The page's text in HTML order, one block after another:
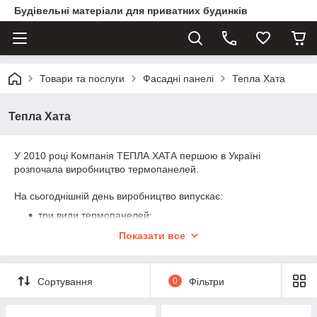
Будівельні матеріали для приватних будинків
Товари та послуги Фасадні панелі Тепла Хата
Тепла Хата
У 2010 році Компанія ТЕПЛА ХАТА першою в Україні
розпочала виробництво термопанелей.
На сьогоднішній день виробництво випускає:
три види термопанелей:
Економ Панель ПСБ-С-25
Панель Цоколь ПСБ-С-35 з'єднання - шип-паз
Показати все
Сортування 0 Фільтри